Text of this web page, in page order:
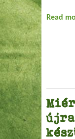
Read